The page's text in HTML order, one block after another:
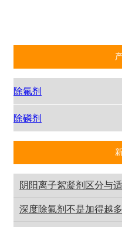
除氟剂
除磷剂
阴阳离子絮凝剂区分与
深度除氟剂不是加得越